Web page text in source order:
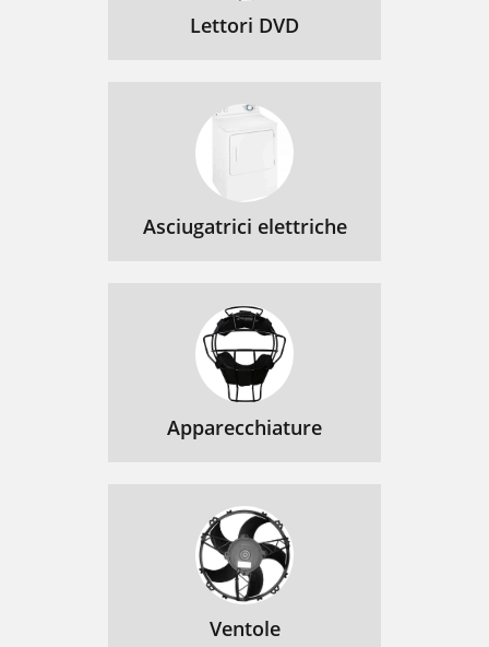
Lettori DVD
Asciugatrici elettriche
Apparecchiature
Ventole